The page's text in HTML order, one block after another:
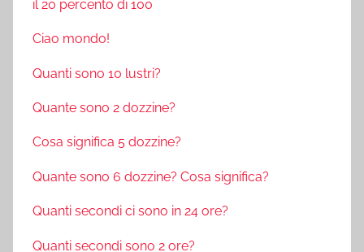
il 20 percento di 100
Ciao mondo!
Quanti sono 10 lustri?
Quante sono 2 dozzine?
Cosa significa 5 dozzine?
Quante sono 6 dozzine? Cosa significa?
Quanti secondi ci sono in 24 ore?
Quanti secondi sono 2 ore?